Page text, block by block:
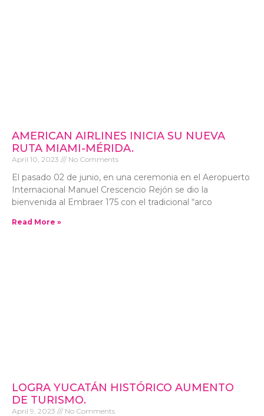
AMERICAN AIRLINES INICIA SU NUEVA
RUTA MIAMI-MÉRIDA.
April 10, 2023 No Comments
El pasado 02 de junio, en una ceremonia en el Aeropuerto
Internacional Manuel Crescencio Rejón se dio la
bienvenida al Embraer 175 con el tradicional “arco
Read More »
LOGRA YUCATÁN HISTÓRICO AUMENTO
DE TURISMO.
April 9, 2023 No Comments